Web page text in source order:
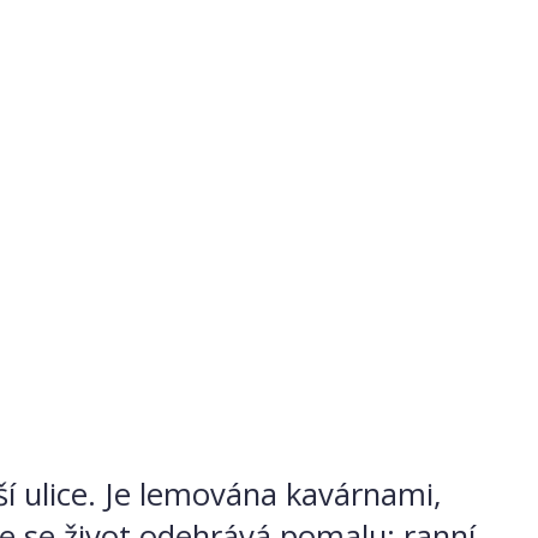
Je lemována kavárnami,